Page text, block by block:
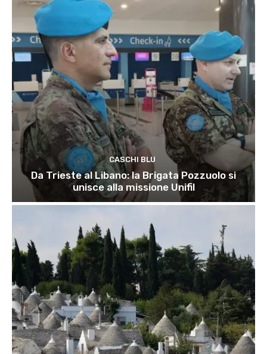
CASCHI BLU
Da Trieste al Libano: la Brigata Pozzuolo si
unisce alla missione Unifil